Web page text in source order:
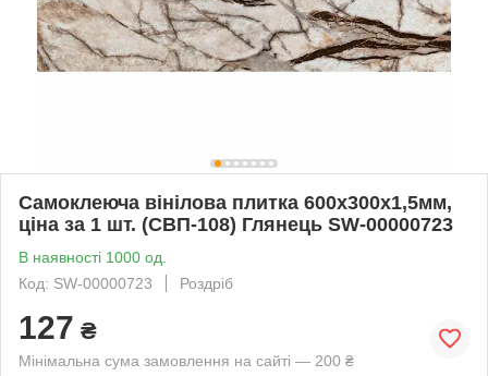
Самоклеюча вінілова плитка 600х300х1,5мм,
ціна за 1 шт. (СВП-108) Глянець SW-00000723
В наявності 1000 од.
Код: SW-00000723
Роздріб
127 ₴
Мінімальна сума замовлення на сайті — 200 ₴